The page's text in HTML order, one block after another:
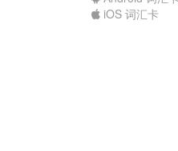
iOS 词汇卡